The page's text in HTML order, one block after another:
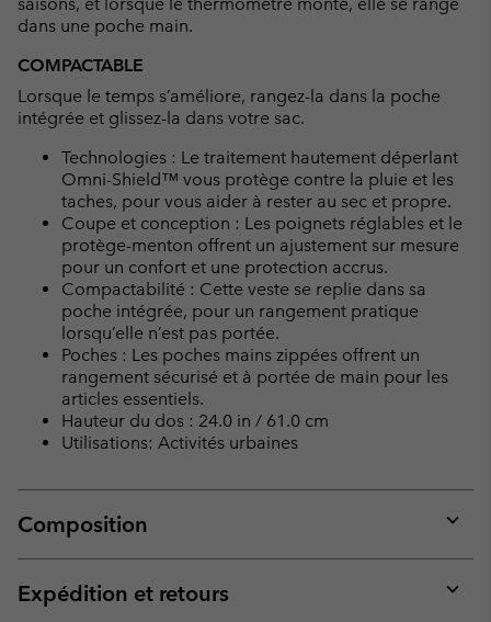
saisons, et lorsque le thermomètre monte, elle se range
dans une poche main.
COMPACTABLE
Lorsque le temps s’améliore, rangez-la dans la poche
intégrée et glissez-la dans votre sac.
Technologies : Le traitement hautement déperlant
Omni-Shield™ vous protège contre la pluie et les
taches, pour vous aider à rester au sec et propre.
Coupe et conception : Les poignets réglables et le
protège-menton offrent un ajustement sur mesure
pour un confort et une protection accrus.
Compactabilité : Cette veste se replie dans sa
poche intégrée, pour un rangement pratique
lorsqu’elle n’est pas portée.
Poches : Les poches mains zippées offrent un
rangement sécurisé et à portée de main pour les
articles essentiels.
Hauteur du dos : 24.0 in / 61.0 cm
Utilisations: Activités urbaines
Composition
or
Expédition et retours